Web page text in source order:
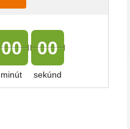
00
minút
00
sekúnd